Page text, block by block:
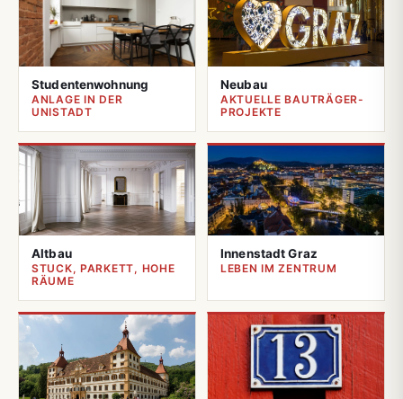
Studentenwohnung
ANLAGE IN DER
UNISTADT
Neubau
AKTUELLE BAUTRÄGER-
PROJEKTE
Altbau
STUCK, PARKETT, HOHE
RÄUME
Innenstadt Graz
LEBEN IM ZENTRUM